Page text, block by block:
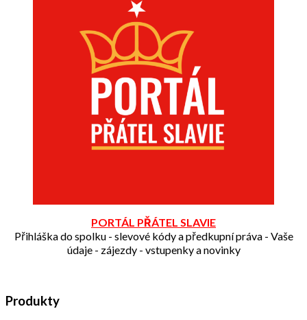
PORTÁL PŘÁTEL SLAVIE
Přihláška do spolku - slevové kódy a předkupní práva - Vaše
údaje - zájezdy - vstupenky a novinky
Produkty